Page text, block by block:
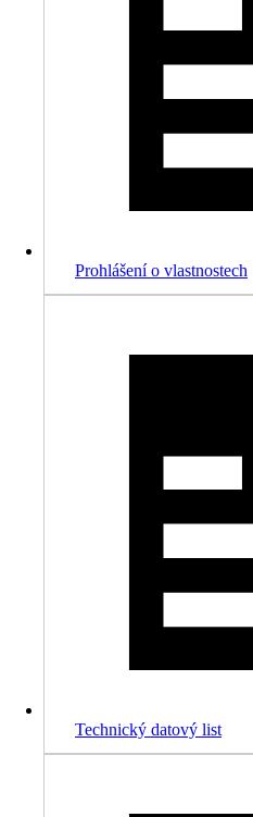
Prohlášení o vlastnostech
Technický datový list